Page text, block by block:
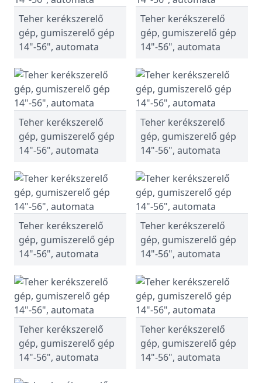
Teher kerékszerelő
gép, gumiszerelő gép
14"-56", automata
Teher kerékszerelő
gép, gumiszerelő gép
14"-56", automata
Teher kerékszerelő
gép, gumiszerelő gép
14"-56", automata
Teher kerékszerelő
gép, gumiszerelő gép
14"-56", automata
Teher kerékszerelő
gép, gumiszerelő gép
14"-56", automata
Teher kerékszerelő
gép, gumiszerelő gép
14"-56", automata
Teher kerékszerelő
gép, gumiszerelő gép
14"-56", automata
Teher kerékszerelő
gép, gumiszerelő gép
14"-56", automata